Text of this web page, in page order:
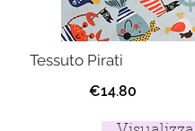
Tessuto Pirati
€14.80